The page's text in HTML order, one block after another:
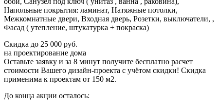
Напольные покрытия: ламинат, Натяжные потолки,
Межкомнатные двери, Входная дверь, Розетки, выключатели, ,
Фасад ( утепление, штукатурка + покраска)
Скидка до 25 000 руб.
на проектирование дома
Оставьте заявку и за 8 минут получите бесплатно расчет
стоимости Вашего дизайн-проекта с учётом скидки! Скидка
применима к проектам от 150 м2.
До конца акции осталось: